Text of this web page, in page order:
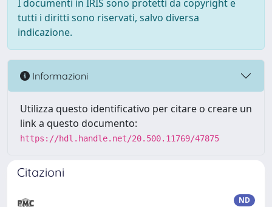
I documenti in IRIS sono protetti da copyright e
tutti i diritti sono riservati, salvo diversa
indicazione.
Informazioni
Utilizza questo identificativo per citare o creare un
link a questo documento:
https://hdl.handle.net/20.500.11769/47875
Citazioni
ND